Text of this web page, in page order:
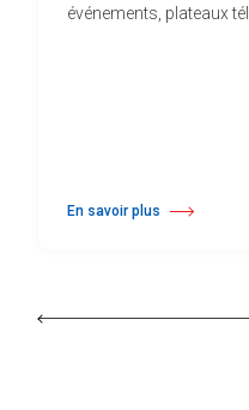
événements, plateaux
En savoir plus
à propos Harlequin Hi-